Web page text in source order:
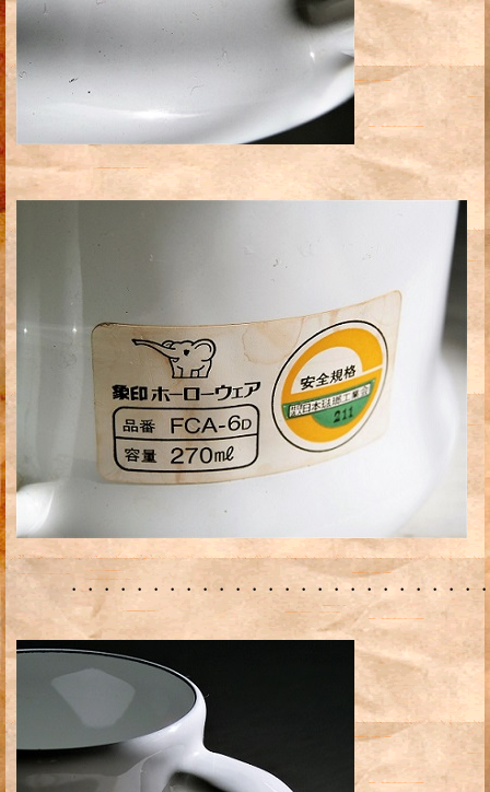
・・・・・・・・・・・・・・・・・・・・・・・・・・